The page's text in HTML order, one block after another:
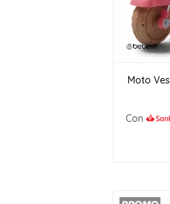
Moto
Con